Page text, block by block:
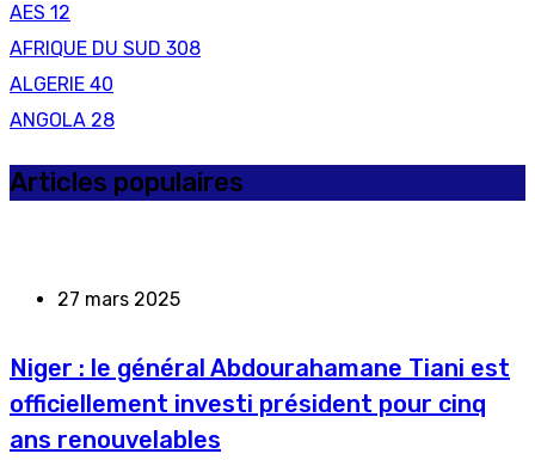
AES 12
AFRIQUE DU SUD 308
ALGERIE 40
ANGOLA 28
Articles populaires
27 mars 2025
Niger : le général Abdourahamane Tiani est
officiellement investi président pour cinq
ans renouvelables